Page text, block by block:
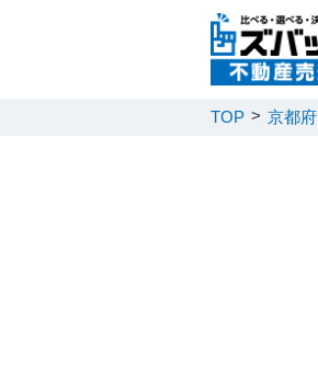
TOP 京都府